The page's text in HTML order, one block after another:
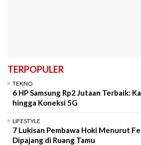
TERPOPULER
TEKNO
6 HP Samsung Rp2 Jutaan Terbaik:
hingga Koneksi 5G
LIFESTYLE
7 Lukisan Pembawa Hoki Menurut
Dipajang di Ruang Tamu